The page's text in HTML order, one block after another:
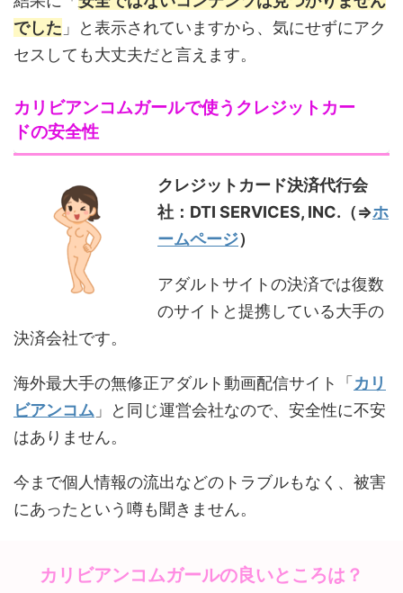
でした 」と表示されていますから、気にせずにアク
セスしても大丈夫だと言えます。
カリビアンコムガールで使うクレジットカー
ドの安全性
クレジットカード決済代行会
社：DTI SERVICES, INC.（⇒ホ
ームページ）
アダルトサイトの決済では復数
のサイトと提携している大手の
決済会社です。
海外最大手の無修正アダルト動画配信サイト「 カリ
ビアンコム 」と同じ運営会社なので、安全性に不安
はありません。
今まで個人情報の流出などのトラブルもなく、被害
にあったという噂も聞きません。
カリビアンコムガールの良いところは？